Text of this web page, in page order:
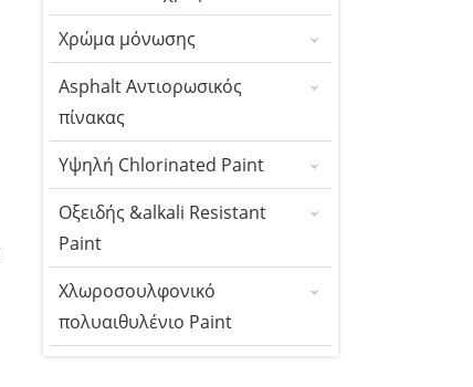
Χρώμα μόνωσης
Asphalt Αντιορωσικός
πίνακας
Υψηλή Chlorinated Paint
Οξειδής &alkali Resistant
Paint
Χλωροσουλφονικό
πολυαιθυλένιο Paint